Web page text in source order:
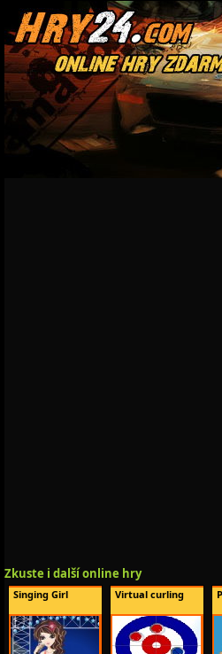
Zkuste i další online hry
Singing Girl Virtual curling